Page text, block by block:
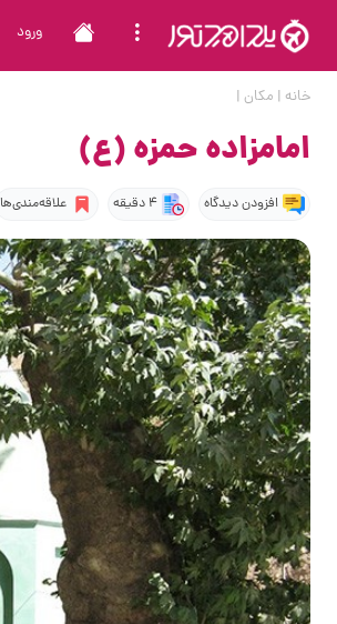
ورود
خانه | مکان |
امامزاده حمزه (ع)
افزودن دیدگاه 4 دقیقه علاقه‌مندی‌ها